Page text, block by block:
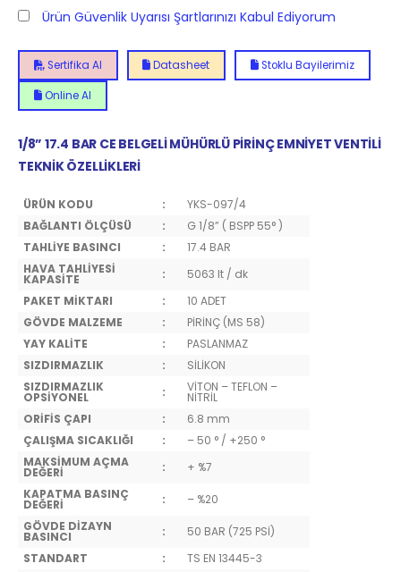
Ürün Güvenlik Uyarısı Şartlarınızı Kabul Ediyorum
Sertifika Al Datasheet Stoklu Bayilerimiz
Online Al
1/8” 17.4 BAR CE BELGELİ MÜHÜRLÜ PİRİNÇ EMNİYET VENTİLİ
TEKNİK ÖZELLİKLERİ
ÜRÜN KODU :
YKS-097/4
BAĞLANTI ÖLÇÜSÜ
:
G 1/8” ( BSPP 55° )
TAHLİYE BASINCI
:
17.4 BAR
HAVA TAHLİYESİ
KAPASİTE :
5063 lt / dk
PAKET MİKTARI
:
10 ADET
GÖVDE MALZEME
:
PİRİNÇ (MS 58)
YAY KALİTE
:
PASLANMAZ
SIZDIRMAZLIK
:
SİLİKON
SIZDIRMAZLIK
OPSİYONEL : VİTON – TEFLON –
NİTRİL
ORİFİS ÇAPI
:
6.8 mm
ÇALIŞMA SICAKLIĞI
:
– 50 ° / +250 °
MAKSİMUM AÇMA
DEĞERİ :
+ %7
KAPATMA BASINÇ
DEĞERİ :
– %20
GÖVDE DİZAYN
BASINCI :
50 BAR (725 PSİ)
STANDART
:
TS EN 13445-3